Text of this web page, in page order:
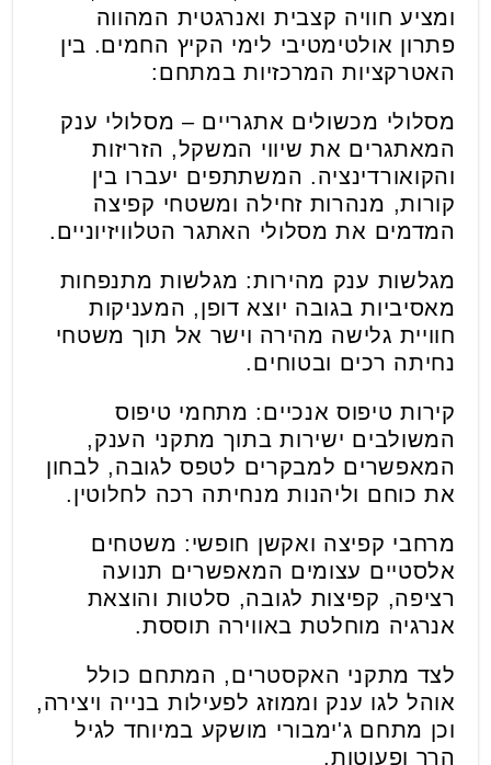
ומציע חוויה קצבית ואנרגטית המהווה
פתרון אולטימטיבי לימי הקיץ החמים. בין
האטרקציות המרכזיות במתחם:
מסלולי מכשולים אתגריים – מסלולי ענק
המאתגרים את שיווי המשקל, הזריזות
והקואורדינציה. המשתתפים יעברו בין
קורות, מנהרות זחילה ומשטחי קפיצה
המדמים את מסלולי האתגר הטלוויזיוניים.
מגלשות ענק מהירות: מגלשות מתנפחות
מאסיביות בגובה יוצא דופן, המעניקות
חוויית גלישה מהירה וישר אל תוך משטחי
נחיתה רכים ובטוחים.
קירות טיפוס אנכיים: מתחמי טיפוס
המשולבים ישירות בתוך מתקני הענק,
המאפשרים למבקרים לטפס לגובה, לבחון
את כוחם וליהנות מנחיתה רכה לחלוטין.
מרחבי קפיצה ואקשן חופשי: משטחים
אלסטיים עצומים המאפשרים תנועה
רציפה, קפיצות לגובה, סלטות והוצאת
אנרגיה מוחלטת באווירה תוססת.
לצד מתקני האקסטרים, המתחם כולל
אוהל לגו ענק וממוזג לפעילות בנייה ויצירה,
וכן מתחם ג'ימבורי מושקע במיוחד לגיל
הרך ופעוטות.